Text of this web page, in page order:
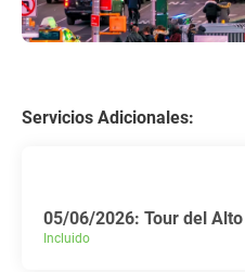
Servicios Adicionales:
05/06/2026: Tour del
Incluido